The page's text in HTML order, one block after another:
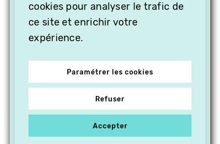
cookies pour analyser le trafic de
ce site et enrichir votre
expérience.
Paramétrer les cookies
Refuser
Accepter
CADEAU, ABONNEZ VOS
PROCHES À VITHÈQUE !